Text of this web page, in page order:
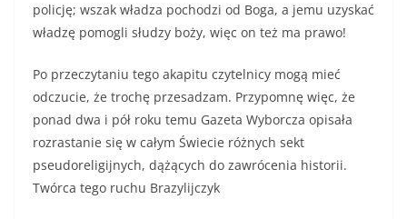
policję; wszak władza pochodzi od Boga, a jemu uzyskać
władzę pomogli słudzy boży, więc on też ma prawo!
Po przeczytaniu tego akapitu czytelnicy mogą mieć
odczucie, że trochę przesadzam. Przypomnę więc, że
ponad dwa i pół roku temu Gazeta Wyborcza opisała
rozrastanie się w całym Świecie różnych sekt
pseudoreligijnych, dążących do zawrócenia historii.
Twórca tego ruchu Brazylijczyk